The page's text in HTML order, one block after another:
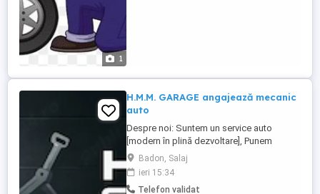
1
H.M.M. GARAGE angajează mecanic
auto
Despre noi: Suntem un service auto
[modern în plină dezvoltare], Punem
accent pe calitatea serviciilor oferite
clienților noștri și pe un mediu de lucru
corect, profesionist și respectuos pentru
Badon, Salaj
ieri 15:34
Telefon validat